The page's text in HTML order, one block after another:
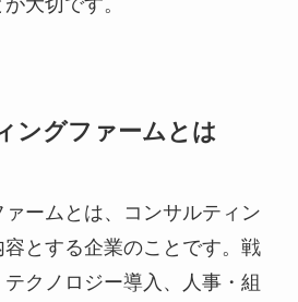
大切です。
ングファームとは
ームとは、コンサルティン
とする企業のことです。戦
クノロジー導入、人事・組